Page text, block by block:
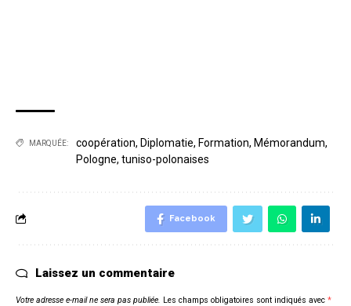
MARQUÉE: coopération, Diplomatie, Formation, Mémorandum,
Pologne, tuniso-polonaises
Facebook
Laissez un commentaire
Votre adresse e-mail ne sera pas publiée. Les champs obligatoires sont indiqués avec *